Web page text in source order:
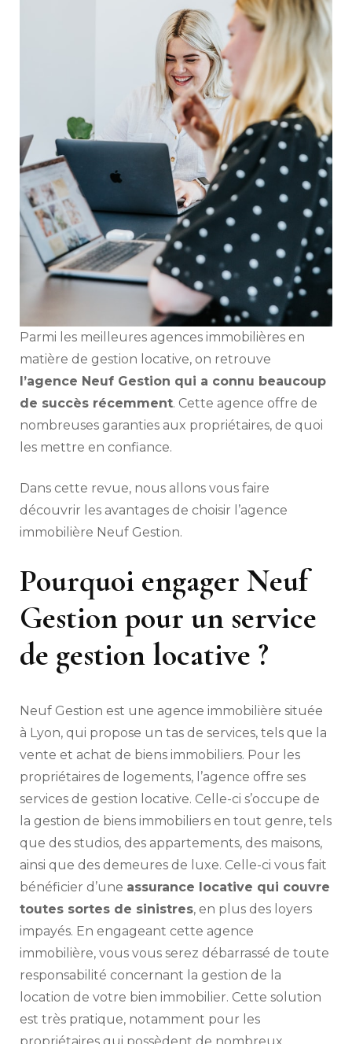
Parmi les meilleures agences immobilières en
matière de gestion locative, on retrouve
l’agence Neuf Gestion qui a connu beaucoup
de succès récemment. Cette agence offre de
nombreuses garanties aux propriétaires, de quoi
les mettre en confiance.
Dans cette revue, nous allons vous faire
découvrir les avantages de choisir l’agence
immobilière Neuf Gestion.
Pourquoi engager Neuf
Gestion pour un service
de gestion locative ?
Neuf Gestion est une agence immobilière située
à Lyon, qui propose un tas de services, tels que la
vente et achat de biens immobiliers. Pour les
propriétaires de logements, l’agence offre ses
services de gestion locative. Celle-ci s’occupe de
la gestion de biens immobiliers en tout genre, tels
que des studios, des appartements, des maisons,
ainsi que des demeures de luxe. Celle-ci vous fait
bénéficier d’une assurance locative qui couvre
toutes sortes de sinistres, en plus des loyers
impayés. En engageant cette agence
immobilière, vous vous serez débarrassé de toute
responsabilité concernant la gestion de la
location de votre bien immobilier. Cette solution
est très pratique, notamment pour les
propriétaires qui possèdent de nombreux